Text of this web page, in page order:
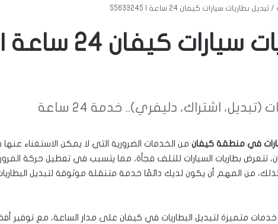
/ تبديل بطاريات سيارات كيفان 24 ساعة | 55633245
تبديل بطاريات سيارات كيفان 24 ساعة |
اشتراك، دليفري).. خدمة 24 ساعة
في منطقة كيفان من الخدمات الضرورية التي لا يمكن الاستغناء عنها
تتعرض بطاريات السيارات للتلف فجأة، مما يتسبب في تعطيل حركة
من المهم أن يكون لديك دائمًا خدمة متنقلة موثوقة لتبديل
متميزة لتبديل البطاريات في كيفان على مدار الساعة، مع توفير